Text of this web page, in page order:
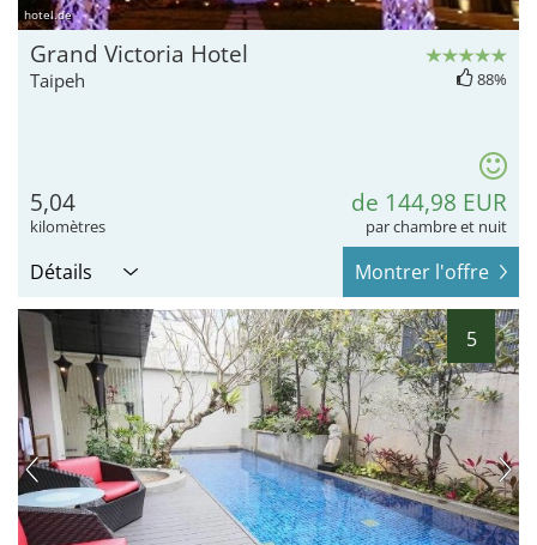
hotel.de
Grand Victoria Hotel
Taipeh 88%
5,04
kilomètres
de 144,98 EUR
par chambre et nuit
Détails Montrer l'offre
5